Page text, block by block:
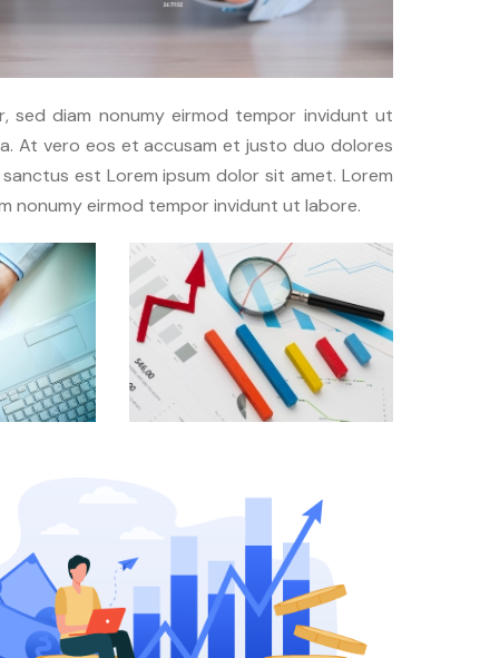
sed diam nonumy eirmod tempor invidunt ut
At vero eos et accusam et justo duo dolores
est Lorem ipsum dolor sit amet. Lorem
nonumy eirmod tempor invidunt ut labore.